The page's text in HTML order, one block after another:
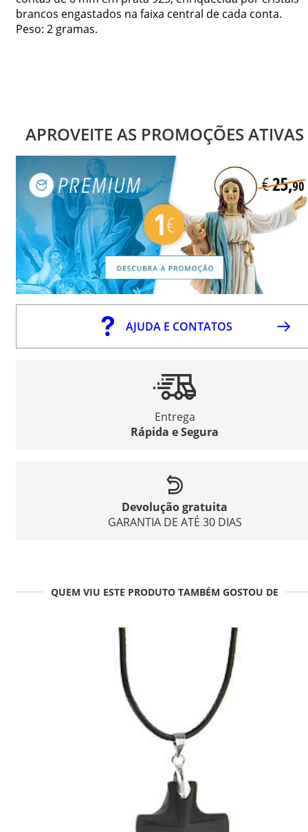
brancos engastados na faixa central de cada conta.
Peso: 2 gramas.
APROVEITE AS PROMOÇÕES ATIVAS
AJUDA E CONTATOS
Entrega
Rápida e Segura
Devolução gratuita
GARANTIA DE ATÉ 30 DIAS
QUEM VIU ESTE PRODUTO TAMBÉM GOSTOU DE